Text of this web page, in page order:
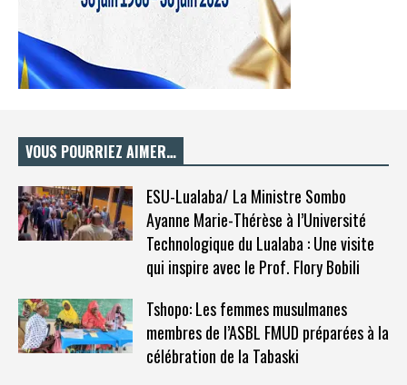
VOUS POURRIEZ AIMER…
ESU-Lualaba/ La Ministre Sombo
Ayanne Marie-Thérèse à l’Université
Technologique du Lualaba : Une visite
qui inspire avec le Prof. Flory Bobili
Tshopo: Les femmes musulmanes
membres de l’ASBL FMUD préparées à la
célébration de la Tabaski